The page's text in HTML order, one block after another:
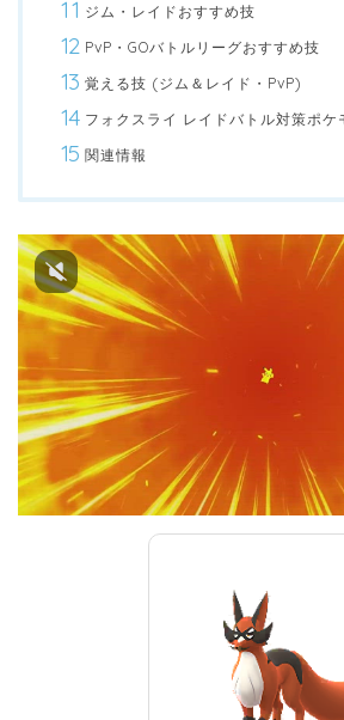
ジム・レイドおすすめ技
PvP・GOバトルリーグおすすめ技
覚える技 (ジム＆レイド・PvP)
フォクスライ レイドバトル対策ポケ
関連情報